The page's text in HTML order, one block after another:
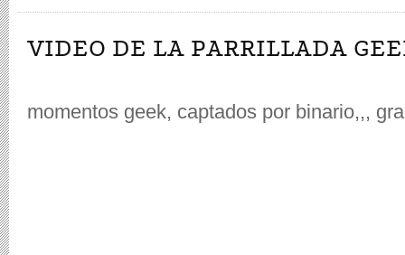
VIDEO DE LA PARRILLADA
momentos geek, captados por binario,,,